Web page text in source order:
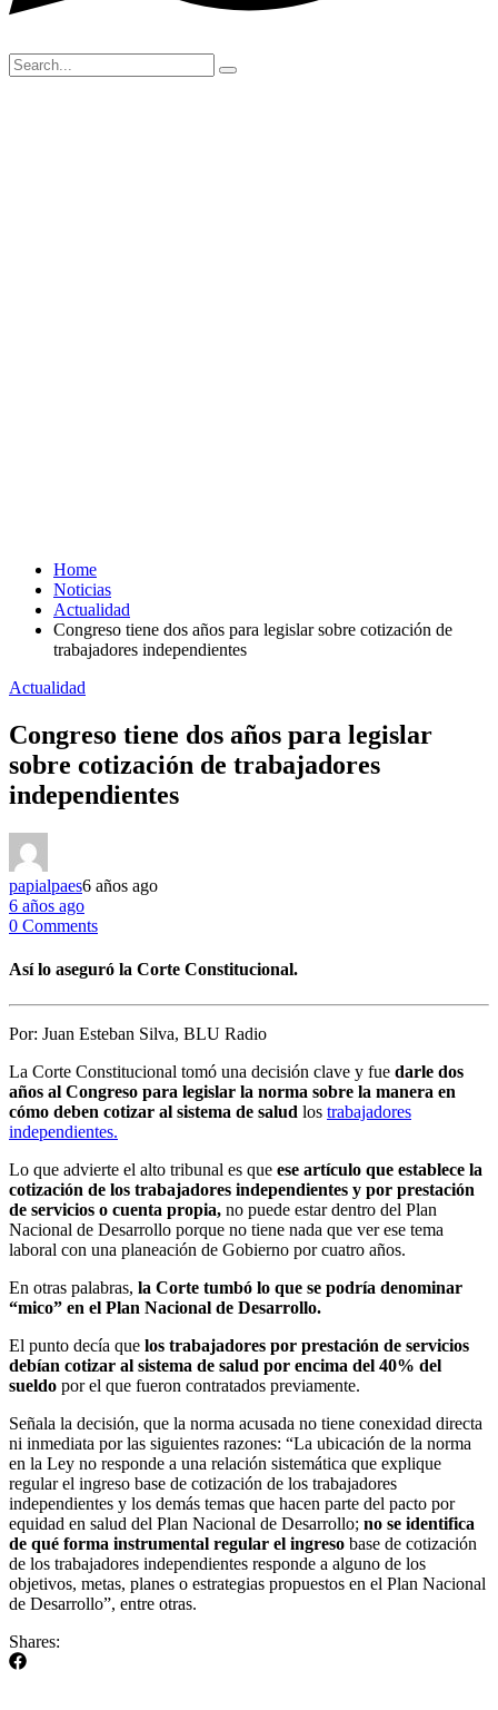
Home
Noticias
Actualidad
Congreso tiene dos años para legislar sobre cotización de
trabajadores independientes
Actualidad
Congreso tiene dos años para legislar
sobre cotización de trabajadores
independientes
papialpaes6 años ago
6 años ago
0 Comments
Así lo aseguró la Corte Constitucional.
Por: Juan Esteban Silva, BLU Radio
La Corte Constitucional tomó una decisión clave y fue darle dos
años al Congreso para legislar la norma sobre la manera en
cómo deben cotizar al sistema de salud los trabajadores
independientes.
Lo que advierte el alto tribunal es que ese artículo que establece la
cotización de los trabajadores independientes y por prestación
de servicios o cuenta propia, no puede estar dentro del Plan
Nacional de Desarrollo porque no tiene nada que ver ese tema
laboral con una planeación de Gobierno por cuatro años.
En otras palabras, la Corte tumbó lo que se podría denominar
“mico” en el Plan Nacional de Desarrollo.
El punto decía que los trabajadores por prestación de servicios
debían cotizar al sistema de salud por encima del 40% del
sueldo por el que fueron contratados previamente.
Señala la decisión, que la norma acusada no tiene conexidad directa
ni inmediata por las siguientes razones: “La ubicación de la norma
en la Ley no responde a una relación sistemática que explique
regular el ingreso base de cotización de los trabajadores
independientes y los demás temas que hacen parte del pacto por
equidad en salud del Plan Nacional de Desarrollo; no se identifica
de qué forma instrumental regular el ingreso base de cotización
de los trabajadores independientes responde a alguno de los
objetivos, metas, planes o estrategias propuestos en el Plan Nacional
de Desarrollo”, entre otras.
Shares: